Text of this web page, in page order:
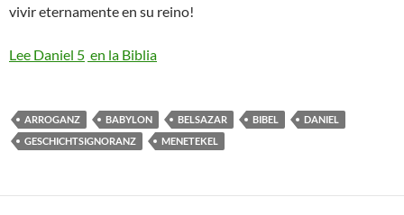
vivir eternamente en su reino!
Lee Daniel 5 en la Biblia
ARROGANZ BABYLON BELSAZAR BIBEL
DANIEL
GESCHICHTSIGNORANZ
MENETEKEL